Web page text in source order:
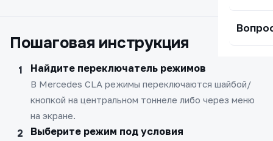
Пошаговая инструкция
Найдите переключатель режимов
В Mercedes CLA режимы переключаются шайбой/
кнопкой на центральном тоннеле либо через меню
на экране.
Выберите режим под условия